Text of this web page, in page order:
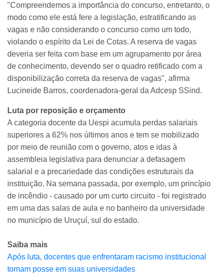
"Compreendemos a importância do concurso, entretanto, o
modo como ele está fere a legislação, estratificando as
vagas e não considerando o concurso como um todo,
violando o espírito da Lei de Cotas. A reserva de vagas
deveria ser feita com base em um agrupamento por área
de conhecimento, devendo ser o quadro retificado com a
disponibilização correta da reserva de vagas", afirma
Lucineide Barros, coordenadora-geral da Adcesp SSind.
Luta por reposição e orçamento
A categoria docente da Uespi acumula perdas salariais
superiores a 62% nos últimos anos e tem se mobilizado
por meio de reunião com o governo, atos e idas à
assembleia legislativa para denunciar a defasagem
salarial e a precariedade das condições estruturais da
instituição. Na semana passada, por exemplo, um princípio
de incêndio - causado por um curto circuito - foi registrado
em uma das salas de aula e no banheiro da universidade
no município de Uruçuí, sul do estado.
Saiba mais
Após luta, docentes que enfrentaram racismo institucional
tomam posse em suas universidades